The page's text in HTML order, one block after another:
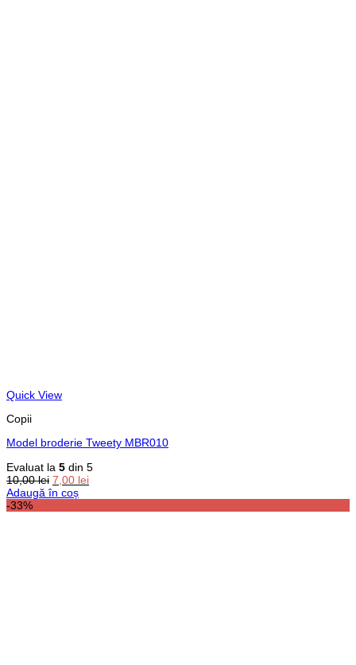
Quick View
Copii
Model broderie Tweety MBR010
Evaluat la 5 din 5
10,00lei Prețul
inițial
7,00 leiPrețul
Adaugă în coș
-33%